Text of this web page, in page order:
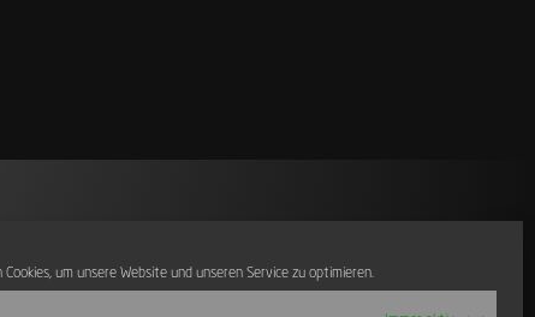
um unsere Website und unseren Service zu optimieren.